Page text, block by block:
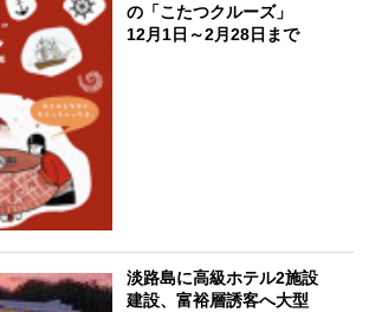
の「こたつクルーズ」
12月1日～2月28日まで
淡路島に高級ホテル2施設
建設、富裕層誘客へ大型